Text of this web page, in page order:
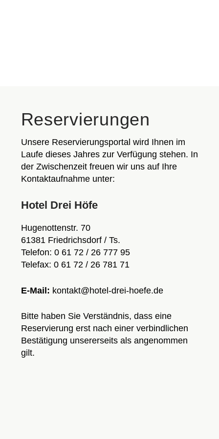
Reservierungen
Unsere Reservierungsportal wird Ihnen im
Laufe dieses Jahres zur Verfügung stehen. In
der Zwischenzeit freuen wir uns auf Ihre
Kontaktaufnahme unter:
Hotel Drei Höfe
Hugenottenstr. 70
61381 Friedrichsdorf / Ts.
Telefon: 0 61 72 / 26 777 95
Telefax: 0 61 72 / 26 781 71
E-Mail: kontakt@hotel-drei-hoefe.de
Bitte haben Sie Verständnis, dass eine
Reservierung erst nach einer verbindlichen
Bestätigung unsererseits als angenommen
gilt.